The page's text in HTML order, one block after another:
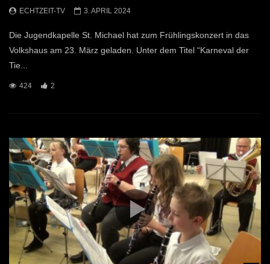
ECHTZEIT-TV 3. APRIL 2024
Die Jugendkapelle St. Michael hat zum Frühlingskonzert in das
Volkshaus am 23. März geladen. Unter dem Titel “Karneval der
Tie...
424 2